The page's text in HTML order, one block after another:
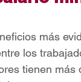
más
los
tienen